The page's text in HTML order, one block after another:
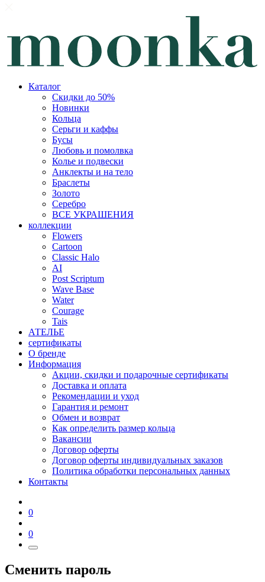
Каталог
Скидки до 50%
Новинки
Кольца
Серьги и каффы
Бусы
Любовь и помолвка
Колье и подвески
Анклекты и на тело
Браслеты
Золото
Серебро
ВСЕ УКРАШЕНИЯ
коллекции
Flowers
Cartoon
Classic Halo
AI
Post Scriptum
Wave Base
Water
Courage
Tais
АТЕЛЬЕ
сертификаты
О бренде
Информация
Акции, скидки и подарочные сертификаты
Доставка и оплата
Рекомендации и уход
Гарантия и ремонт
Обмен и возврат
Как определить размер кольца
Вакансии
Договор оферты
Договор оферты индивидуальных заказов
Политика обработки персональных данных
Контакты
0
0
Сменить пароль